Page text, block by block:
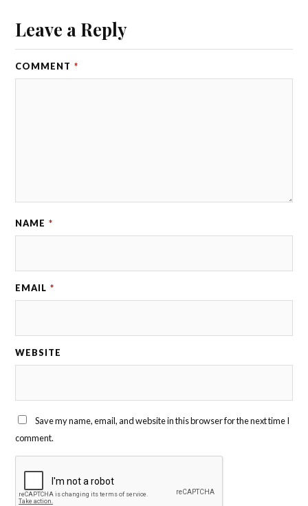
Leave a Reply
COMMENT *
NAME *
EMAIL *
WEBSITE
Save my name, email, and website in this browser for the next time I
comment.